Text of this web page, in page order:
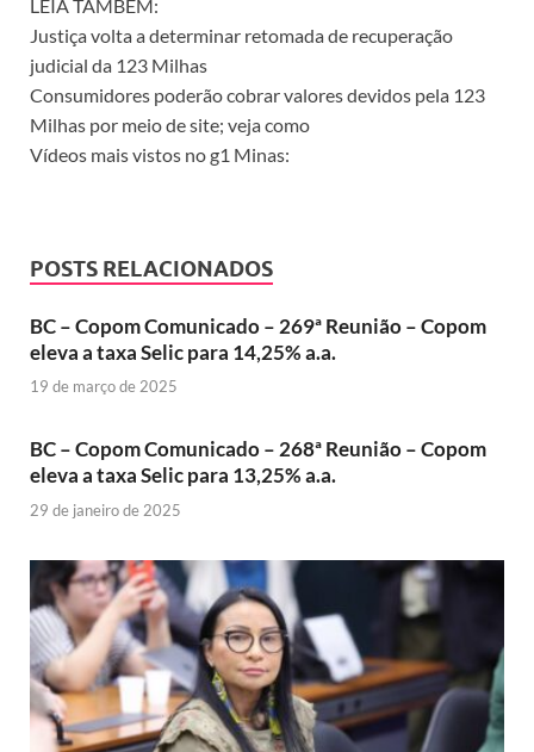
LEIA TAMBÉM:
Justiça volta a determinar retomada de recuperação
judicial da 123 Milhas
Consumidores poderão cobrar valores devidos pela 123
Milhas por meio de site; veja como
Vídeos mais vistos no g1 Minas:
POSTS RELACIONADOS
BC – Copom Comunicado – 269ª Reunião – Copom
eleva a taxa Selic para 14,25% a.a.
19 de março de 2025
BC – Copom Comunicado – 268ª Reunião – Copom
eleva a taxa Selic para 13,25% a.a.
29 de janeiro de 2025